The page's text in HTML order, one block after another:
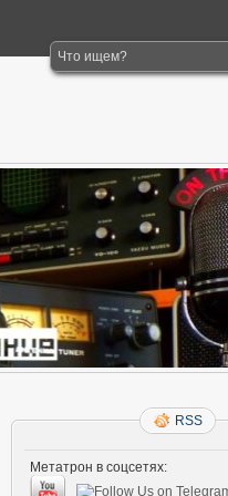
RSS
Метатрон в соцсетях: